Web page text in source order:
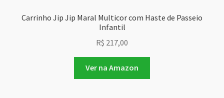
Carrinho Jip Jip Maral Multicor com Haste de Passeio
Infantil
R$ 217,00
Ver na Amazon